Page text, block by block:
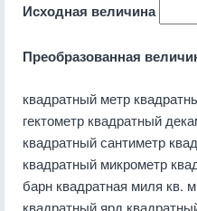
Исходная величина
Преобразованная
квадратный метр
гектометр квадратный
квадратный сантиметр
квадратный микрометр
барн квадратная миля кв.
квадратный ярд